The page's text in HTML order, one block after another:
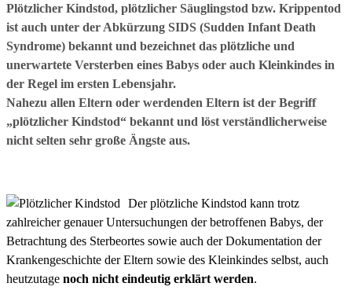
Plötzlicher Kindstod, plötzlicher Säuglingstod bzw. Krippentod
ist auch unter der Abkürzung SIDS (Sudden Infant Death
Syndrome) bekannt und bezeichnet das plötzliche und
unerwartete Versterben eines Babys oder auch Kleinkindes in
der Regel im ersten Lebensjahr.
Nahezu allen Eltern oder werdenden Eltern ist der Begriff
„plötzlicher Kindstod“ bekannt und löst verständlicherweise
nicht selten sehr große Ängste aus.
Der plötzliche Kindstod kann trotz
zahlreicher genauer Untersuchungen der betroffenen Babys, der
Betrachtung des Sterbeortes sowie auch der Dokumentation der
Krankengeschichte der Eltern sowie des Kleinkindes selbst, auch
heutzutage noch nicht eindeutig erklärt werden.